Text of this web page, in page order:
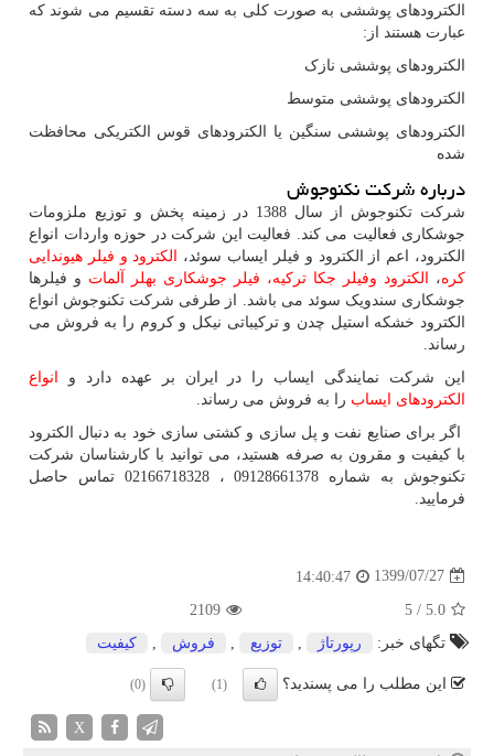
الکترودهای پوششی به صورت کلی به سه دسته تقسیم می شوند که
عبارت هستند از:
الکترودهای پوششی نازک
الکترودهای پوششی متوسط
الکترودهای پوششی سنگین یا الکترودهای قوس الکتریکی محافظت
شده
درباره شرکت نکنوجوش
شرکت تکنوجوش از سال 1388 در زمینه پخش و توزیع ملزومات
جوشکاری فعالیت می کند. فعالیت این شرکت در حوزه واردات انواع
الکترود، اعم از الکترود و فیلر ایساب سوئد،
الکترود و فیلر هیوندایی
کره، الکترود وفیلر جکا ترکیه، فیلر جوشکاری بهلر آلمات و فیلرها
جوشکاری سندویک سوئد می باشد. از طرفی شرکت تکنوجوش انواع
الکترود خشکه استیل چدن و ترکیباتی نیکل و کروم را به فروش می
رساند.
این شرکت نمایندگی ایساب را در ایران بر عهده دارد و
انواع
الکترودهای ایساب را به فروش می رساند.
اگر برای صنایع نفت و پل سازی و کشتی سازی خود به دنبال الکترود
با کیفیت و مقرون به صرفه هستید، می توانید با کارشناسان شرکت
تکنوجوش به شماره 09128661378 ، 02166718328 تماس حاصل
فرمایید.
1399/07/27
14:40:47
5.0
/
5
2109
تگهای خبر:
رپورتاژ توزیع فروش كیفیت
این مطلب را می پسندید؟ (1)
(0)
X